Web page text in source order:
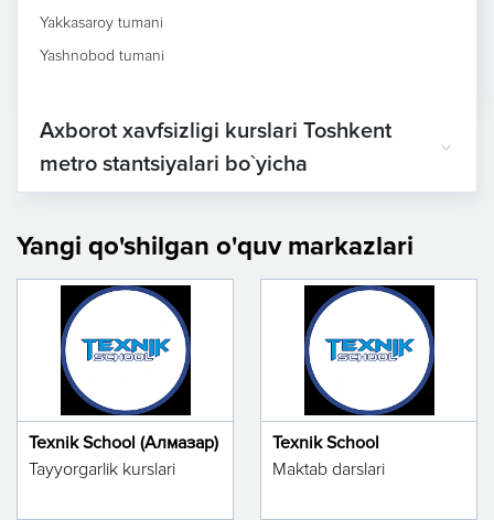
Yakkasaroy tumani
Yashnobod tumani
Axborot xavfsizligi kurslari Toshkent
metro stantsiyalari bo`yicha
Yangi qo'shilgan o'quv markazlari
Texnik School (Алмазар)
Tayyorgarlik kurslari
Texnik School
Maktab darslari